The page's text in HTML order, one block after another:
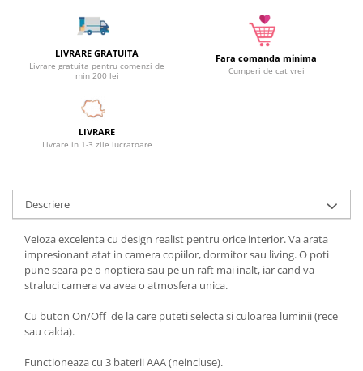
Paturici si perne
Cutii depozitare
Ingrijire personala
Accesorii masaj
Organizare cosmetice si bijuterii
Gradina
Promotii
Articole de vara
Genti termoizolante
Jucarii de plaja
Genti de plaja
Piscine gonflabile
LIVRARE GRATUITA
Livrare gratuita pentru comenzi de
min 200 lei
Fara comanda minima
Cumperi de cat vrei
LIVRARE
Livrare in 1-3 zile lucratoare
Descriere
Veioza excelenta cu design realist pentru orice interior. Va arata
impresionant atat in camera copiilor, dormitor sau living. O poti
pune seara pe o noptiera sau pe un raft mai inalt, iar cand va
straluci camera va avea o atmosfera unica.
Cu buton On/Off de la care puteti selecta si culoarea luminii (rece
sau calda).
Functioneaza cu 3 baterii AAA (neincluse).